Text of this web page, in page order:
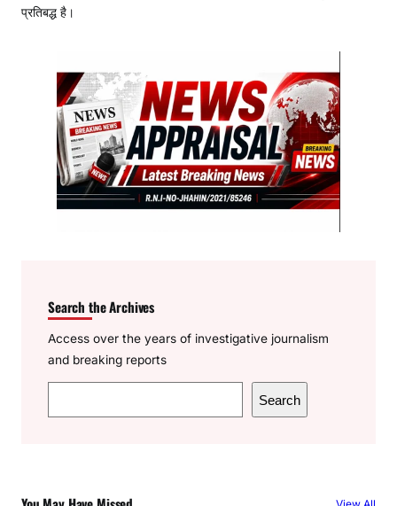
प्रतिबद्ध है।
Search the Archives
Access over the years of investigative journalism
and breaking reports
e
Search